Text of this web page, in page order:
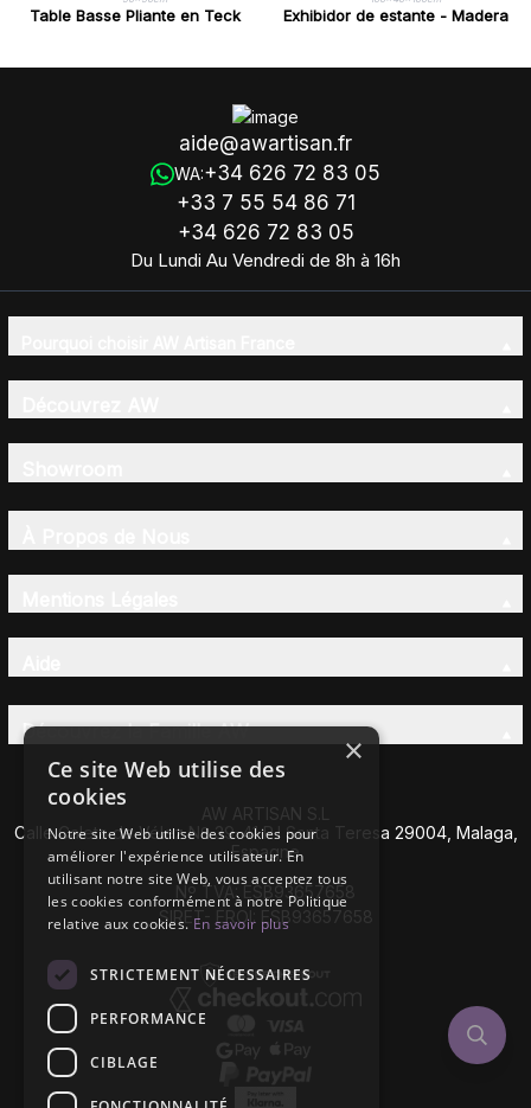
Table Basse Pliante en Teck
Exhibidor de estante - Madera
aide@awartisan.fr
WA:+34 626 72 83 05
+33 7 55 54 86 71
+34 626 72 83 05
Du Lundi Au Vendredi de 8h à 16h
Découvrez la Famille AW
AW ARTISAN S.L
Calle Caleta de Vélez Nº 39-41 P.I Santa Teresa 29004, Malaga,
Espagne
Nº TVA: ESB93657658
SIRET- EROI: ESB93657658
×
Ce site Web utilise des
cookies
Notre site Web utilise des cookies pour
améliorer l'expérience utilisateur. En
utilisant notre site Web, vous acceptez tous
les cookies conformément à notre Politique
relative aux cookies.En savoir plus
STRICTEMENT NÉCESSAIRES
PERFORMANCE
CIBLAGE